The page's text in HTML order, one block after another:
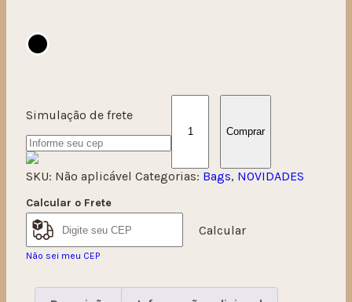
Simulação de frete
Comprar
SKU: Não aplicável Categorias: Bags, NOVIDADES
Calcular o Frete
Calcular
Não sei meu CEP